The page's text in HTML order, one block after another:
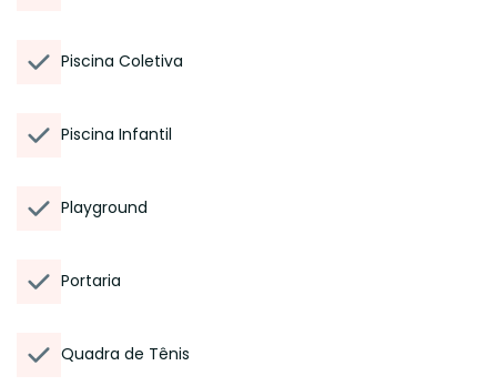
Piscina Coletiva
Piscina Infantil
Playground
Portaria
Quadra de Tênis